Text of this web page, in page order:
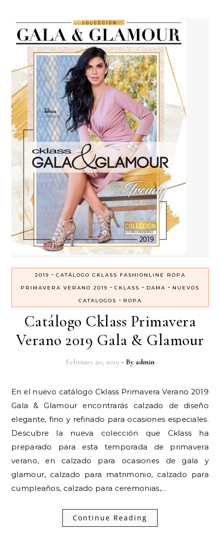
2019 - CATÁLOGO CKLASS FASHIONLINE ROPA
PRIMAVERA VERANO 2019 - CKLASS - DAMA - NUEVOS
CATALOGOS - ROPA
Catálogo Cklass Primavera
Verano 2019 Gala & Glamour
February 20, 2019 - By admin
En el nuevo catálogo Cklass Primavera Verano 2019
Gala & Glamour encontrarás calzado de diseño
elegante, fino y refinado para ocasiones especiales.
Descubre la nueva colección que Cklass ha
preparado para esta temporada de primavera
verano, en calzado para ocasiones de gala y
glamour, calzado para matrimonio, calzado para
cumpleaños, calzado para ceremonias,…
Continue Reading